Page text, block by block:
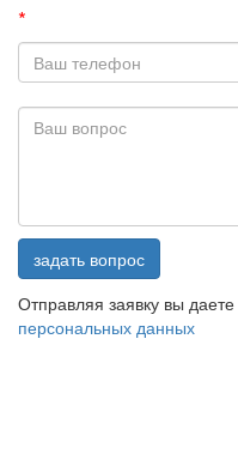
*
задать вопрос
Отправляя заявку вы даете
персональных данных